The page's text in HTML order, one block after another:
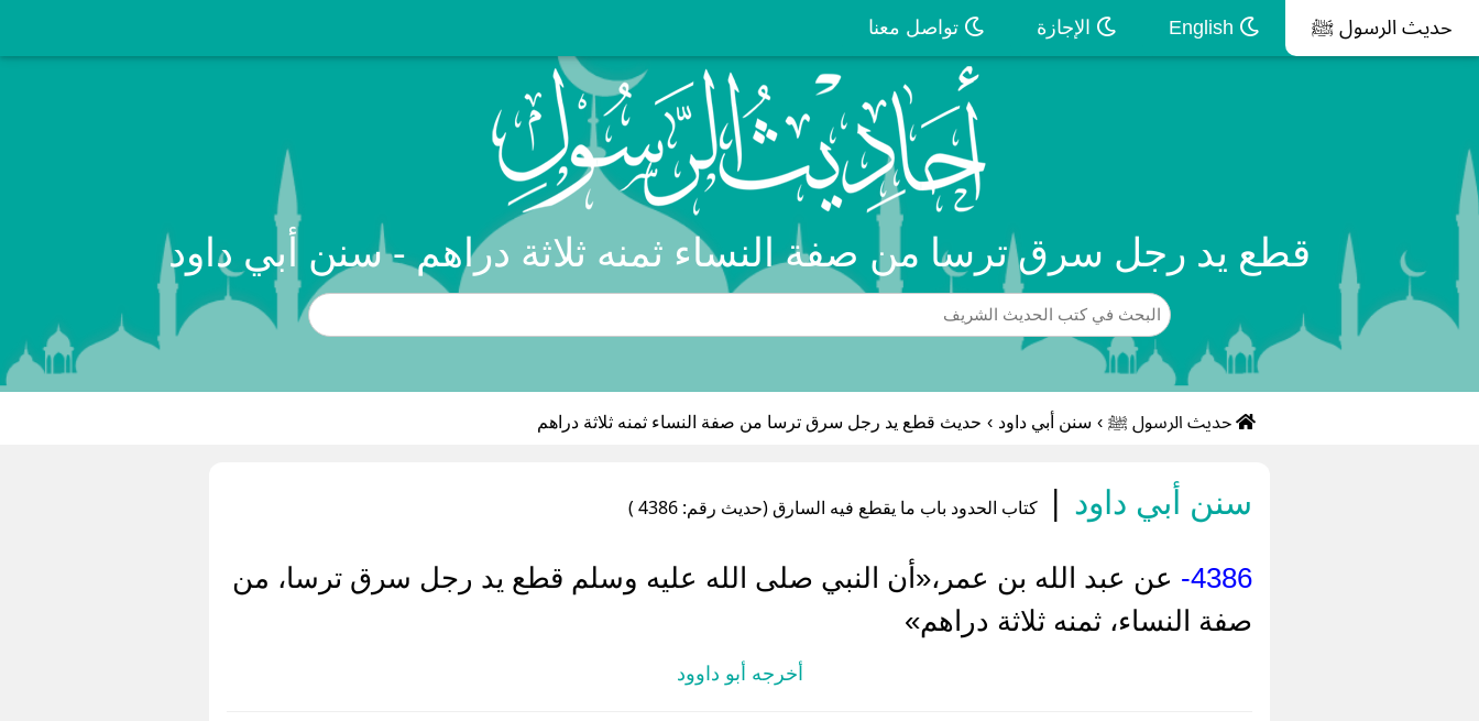
حديث الرسول ﷺ الإجازة تواصل معنا
قطع يد رجل سرق ترسا من صفة النساء ثمنه ثلاثة دراهم - سنن أبي داود
حديث الرسول ﷺ › سنن أبي داود › حديث قطع يد رجل سرق ترسا من صفة النساء ثمنه ثلاثة دراهم
سنن أبي داود | كتاب الحدود باب ما يقطع فيه السارق (حديث رقم: 4386 )
4386-
عن عبد الله بن عمر،«أن النبي صلى الله عليه وسلم قطع يد رجل سرق ترسا، من
صفة النساء، ثمنه ثلاثة دراهم»
أخرجه أبو داوود